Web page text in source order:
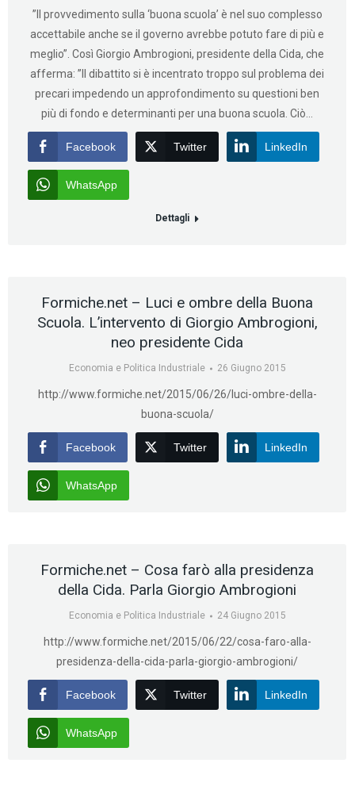
”Il provvedimento sulla ‘buona scuola’ è nel suo complesso
accettabile anche se il governo avrebbe potuto fare di più e
meglio”. Così Giorgio Ambrogioni, presidente della Cida, che
afferma: ”Il dibattito si è incentrato troppo sul problema dei
precari impedendo un approfondimento su questioni ben
più di fondo e determinanti per una buona scuola. Ciò…
Facebook Twitter LinkedIn
WhatsApp
Dettagli
Formiche.net – Luci e ombre della Buona
Scuola. L’intervento di Giorgio Ambrogioni,
neo presidente Cida
Economia e Politica Industriale 26 Giugno 2015
http://www.formiche.net/2015/06/26/luci-ombre-della-
buona-scuola/
Facebook Twitter LinkedIn
WhatsApp
Formiche.net – Cosa farò alla presidenza
della Cida. Parla Giorgio Ambrogioni
Economia e Politica Industriale 24 Giugno 2015
http://www.formiche.net/2015/06/22/cosa-faro-alla-
presidenza-della-cida-parla-giorgio-ambrogioni/
Facebook Twitter LinkedIn
WhatsApp